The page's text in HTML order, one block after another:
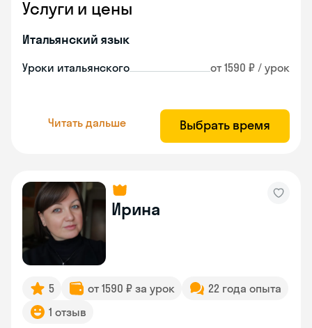
Услуги и цены
Итальянский язык
Уроки итальянского от 1590 ₽ / урок
Читать дальше Выбрать время
Ирина
5 от 1590 ₽ за урок
22 года опыта
1 отзыв